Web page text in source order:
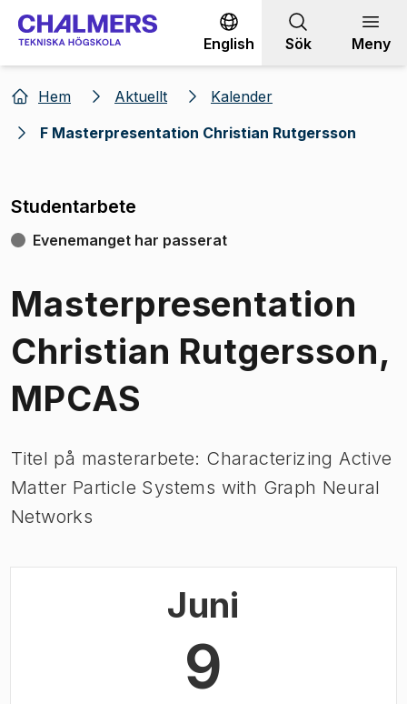
Gå till innehållet
English Sök Meny
Hem Aktuellt
Kalender
F Masterpresentation Christian Rutgersson
Studentarbete
Evenemanget har passerat
Masterpresentation
Christian Rutgersson,
MPCAS
Titel på masterarbete: Characterizing Active
Matter Particle Systems with Graph Neural
Networks
Juni
9